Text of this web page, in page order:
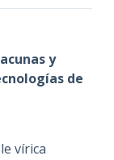
y
de
vírica